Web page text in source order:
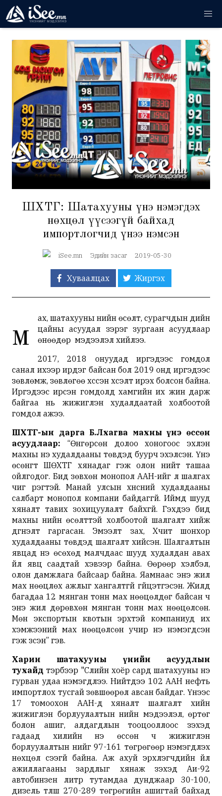
ШӨХТГ: Шатахууны үнэ нэмэгдэх
нөхцөл үүсээгүй байхад
импортлогчид үнээ нэмсэн
iSee.mn Эдийн засаг 2019-05-30
Хуваалцах Жиргэх
м
ах, шатахууны үнийн өсөлт, сурагчдын үдийн
цайны асуудал зэрэг зургаан асуудлаар
өнөөдөр мэдээлэл хийлээ.
2017, 2018 онуудад иргэдээс гомдол
санал ихээр ирдэг байсан бол 2019 онд иргэдээс
зөвлөмж, зөвлөгөө хүссэн хүсэлт ирэх болсон байна.
Иргэдээс ирсэн гомдолд хамгийн их жин дарж
байгаа нь жижиглэн худалдаатай холбоотой
гомдол ажээ.
ШӨХТГ-ын дарга Б.Лхагва махны үнэ өссөн
асуудлаар: “Өнгөрсөн долоо хоногоос эхлэн
махны үнэ худалдааны төвүүдэд буурч эхэлсэн. Үнэ
өсөнгүүт ШӨХТГ хянадаг гэж олон нийт ташаа
ойлгодог. Бид зөвхөн монопол ААН-ийг л шалгах
чиг үүрэгтэй. Манай улсын хүнсний худалдааны
салбарт монопол компани байдаггүй. Иймд шууд
хяналт тавих зохицуулалт байхгүй. Гэхдээ бид
махны үнийн өсөлттэй холбоотой шалгалт хийж
дүгнэлт гаргасан. Эмээлт зах, Хүчит шонхор
худалдааны төвүүдэд шалгалт хийсэн. Шалгалтын
явцад үнэ өсөхөд малчдаас шууд худалдан авах
үйл явц саадтай хэвээр байна. Өөрөөр хэлбэл,
олон дамжлага байсаар байна. Яамнаас энэ жил
мах нөөцлөх ажлыг хангалтгүй гүйцэтгэсэн. Жилд
багадаа 12 мянган тонн мах нөөцөлдөг байсан ч
энэ жил дөрөвхөн мянган тонн мах нөөцөлсөн.
Мөн экспортын квотын эрхтэй компаниуд их
хэмжээний мах нөөцөлсөн учир үнэ нэмэгдсэн
гэж үзсэн” гэв.
Харин шатахууны үнийн асуудлын
тухайд тэрбээр "Сүүлийн хоёр сард шатахууны үнэ
гурван удаа нэмэгдлээ. Нийтдээ 102 ААН нефть
импортлох тусгай зөвшөөрөл авсан байдаг. Үүнээс
17 томоохон ААН-д хяналт шалгалт хийн
жижиглэн борлуулалтын үнийн мэдээлэл, өртөг
болон ашиг, алдагдлын тооцооллоос үзэхэд
гадаад хилийн үнэ өссөн ч жижиглэн
борлуулалтын үнийг 97-161 төгрөгөөр нэмэгдүүлэх
нөхцөл үүсээгүй байна. Аж ахуй эрхлэгчдийн үйл
ажиллагааны зардлыг хянаж үзэхэд Аи-92
автобинзен литр тутамдаа дунджаар 30-100,
дизель түлш 270-289 төгрөгийн ашигтай байхад